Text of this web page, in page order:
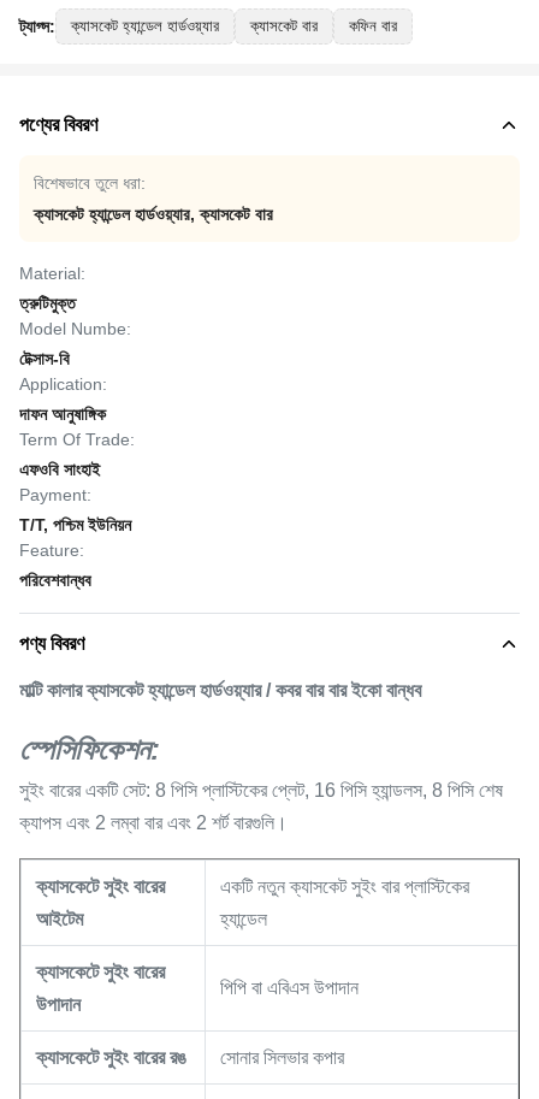
ট্যাগ্স: ক্যাসকেট হ্যান্ডেল হার্ডওয়্যার ক্যাসকেট বার কফিন বার
পণ্যের বিবরণ
বিশেষভাবে তুলে ধরা:
ক্যাসকেট হ্যান্ডেল হার্ডওয়্যার,ক্যাসকেট বার
Material:
ত্রুটিমুক্ত
Model Numbe:
টেক্সাস-বি
Application:
দাফন আনুষাঙ্গিক
Term Of Trade:
এফওবি সাংহাই
Payment:
T/T, পশ্চিম ইউনিয়ন
Feature:
পরিবেশবান্ধব
পণ্য বিবরণ
মাল্টি কালার ক্যাসকেট হ্যান্ডেল হার্ডওয়্যার / কবর বার বার ইকো বান্ধব
স্পেসিফিকেশন:
সুইং বারের একটি সেট: 8 পিসি প্লাস্টিকের প্লেট, 16 পিসি হ্যান্ডলস, 8 পিসি শেষ
ক্যাপস এবং 2 লম্বা বার এবং 2 শর্ট বারগুলি।
ক্যাসকেটে সুইং বারের
আইটেম
একটি নতুন ক্যাসকেট সুইং বার প্লাস্টিকের
হ্যান্ডেল
ক্যাসকেটে সুইং বারের
উপাদান
পিপি বা এবিএস উপাদান
ক্যাসকেটে সুইং বারের রঙ সোনার সিলভার কপার